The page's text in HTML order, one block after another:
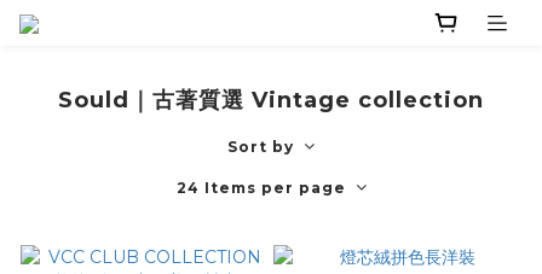
Sould｜古著質選 Vintage collection
Sort by
24 Items per page